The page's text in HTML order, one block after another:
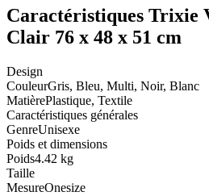
Caractéristiques Trixie
Clair 76 x 48 x 51 cm
Design
CouleurGris, Bleu, Multi, Noir, Blanc
MatièrePlastique, Textile
Caractéristiques générales
GenreUnisexe
Poids et dimensions
Poids4.42 kg
Taille
MesureOnesize